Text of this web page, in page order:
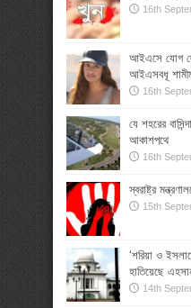
16th
আইএসে যোগ
আইএসবধূ
16th
যে শহরের
আকাশপথে
16th
স্বরাষ্ট্র
15th
‘শরিয়া ও
হাতিয়েছে
14th